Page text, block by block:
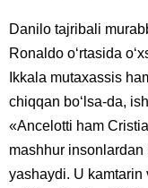
Danilo tajribali
Ronaldo oʻrtasida
Ikkala mutaxassis
chiqqan boʻlsa-da,
«Ancelotti ham
mashhur insonlardan
yashaydi. U